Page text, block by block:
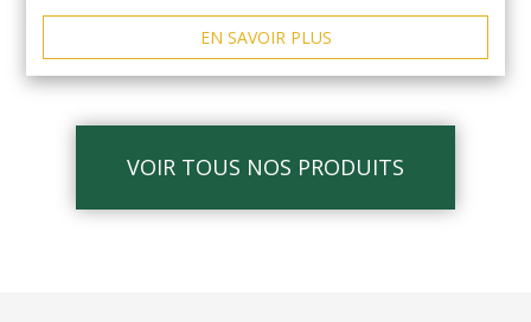
EN SAVOIR PLUS
VOIR TOUS NOS PRODUITS